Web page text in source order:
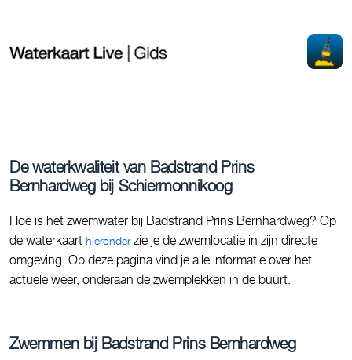
De waterkwaliteit van Badstrand Prins
Bernhardweg bij Schiermonnikoog
Hoe is het zwemwater bij Badstrand Prins Bernhardweg? Op
de waterkaart hieronderzie je de zwemlocatie in zijn directe
omgeving. Op deze pagina vind je alle informatie over het
actuele weer, onderaan de zwemplekken in de buurt.
Zwemmen bij Badstrand Prins Bernhardweg